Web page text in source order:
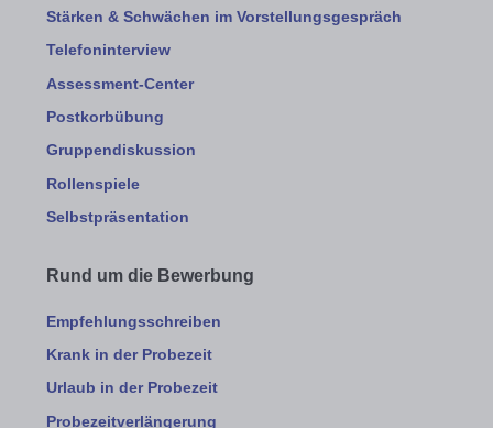
Stärken & Schwächen im Vorstellungsgespräch
Telefoninterview
Assessment-Center
Postkorbübung
Gruppendiskussion
Rollenspiele
Selbstpräsentation
Rund um die Bewerbung
Empfehlungsschreiben
Krank in der Probezeit
Urlaub in der Probezeit
Probezeitverlängerung